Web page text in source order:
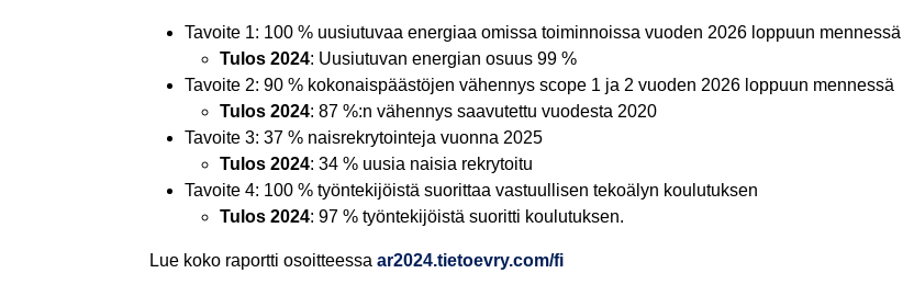
Tavoite 1: 100 % uusiutuvaa energiaa omissa toiminnoissa vuoden 2026 loppuun mennessä
Tulos 2024: Uusiutuvan energian osuus 99 %
Tavoite 2: 90 % kokonaispäästöjen vähennys scope 1 ja 2 vuoden 2026 loppuun mennessä
Tulos 2024: 87 %:n vähennys saavutettu vuodesta 2020
Tavoite 3: 37 % naisrekrytointeja vuonna 2025
Tulos 2024: 34 % uusia naisia rekrytoitu
Tavoite 4: 100 % työntekijöistä suorittaa vastuullisen tekoälyn koulutuksen
Tulos 2024: 97 % työntekijöistä suoritti koulutuksen.
Lue koko raportti osoitteessa ar2024.tietoevry.com/fi